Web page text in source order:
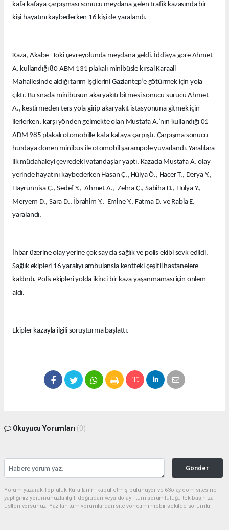
kafa kafaya çarpışması sonucu meydana gelen trafik kazasında bir
kişi hayatını kaybederken 16 kişi de yaralandı.
Kaza, Akabe -Toki çevreyolunda meydana geldi. İddiaya göre Ahmet
A. kullandığı 80 ABM 131 plakalı minibüsle kırsal Karaali
Mahallesinde aldığı tarım işçilerini Gaziantep’e götürmek için yola
çıktı. Bu sırada minibüsün akaryakıtı bitmesi sonucu sürücü Ahmet
A., kestirmeden ters yola girip akaryakıt istasyonuna gitmek için
ilerlerken, karşı yönden gelmekte olan Mustafa A.’nın kullandığı 01
ADM 985 plakalı otomobille kafa kafaya çarpıştı. Çarpışma sonucu
hurdaya dönen minibüs ile otomobil şarampole yuvarlandı. Yaralılara
ilk müdahaleyi çevredeki vatandaşlar yaptı. Kazada Mustafa A. olay
yerinde hayatını kaybederken Hasan Ç., Hülya Ö., Hacer T., Derya Y.,
Hayrunnisa Ç., Sedef Y., Ahmet A., Zehra Ç., Sabiha D., Hülya Y.,
Meryem D., Sara D., İbrahim Y., Emine Y., Fatma D. ve Rabia E.
yaralandı.
İhbar üzerine olay yerine çok sayıda sağlık ve polis ekibi sevk edildi.
Sağlık ekipleri 16 yaralıyı ambulansla kentteki çeşitli hastanelere
kaldırdı. Polis ekipleri yolda ikinci bir kaza yaşanmaması için önlem
aldı.
Ekipler kazayla ilgili soruşturma başlattı.
Okuyucu Yorumları (0)
Gönder
Yorum yazarak Topluluk Kuralları’nı kabul etmiş bulunuyor ve 63olay.com sitesine
yaptığınız yorumunuzla ilgili doğrudan veya dolaylı tüm sorumluluğu tek başınıza
üstleniyorsunuz. Yazılan tüm yorumlardan site yönetimi hiçbir şekilde sorumlu